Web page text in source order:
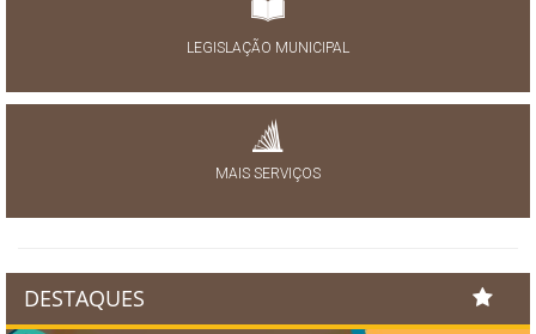
LEGISLAÇÃO MUNICIPAL
MAIS SERVIÇOS
DESTAQUES